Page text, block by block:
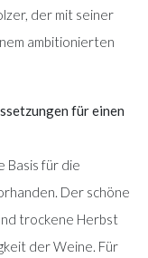
der mit seiner
ambitionierten
für einen
Basis für die
Der schöne
trockene Herbst
der Weine. Für